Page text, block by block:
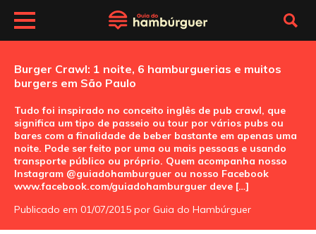
Burger Crawl: 1 noite, 6 hamburguerias e muitos
burgers em São Paulo
Tudo foi inspirado no conceito inglês de pub crawl, que
significa um tipo de passeio ou tour por vários pubs ou
bares com a finalidade de beber bastante em apenas uma
noite. Pode ser feito por uma ou mais pessoas e usando
transporte público ou próprio. Quem acompanha nosso
Instagram @guiadohamburguer ou nosso Facebook
www.facebook.com/guiadohamburguer deve […]
Publicado em 01/07/2015 por Guia do Hambúrguer